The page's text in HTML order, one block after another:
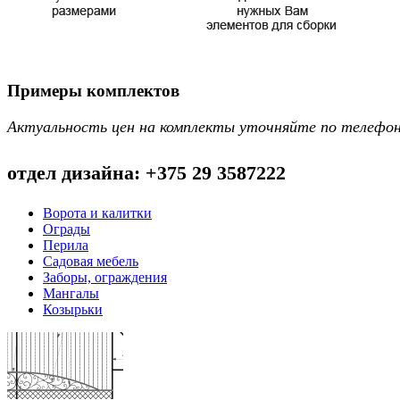
Примеры комплектов
Актуальность цен на комплекты уточняйте по
отдел дизайна: +375 29 3587222
Ворота и калитки
Ограды
Перила
Садовая мебель
Заборы, ограждения
Мангалы
Козырьки